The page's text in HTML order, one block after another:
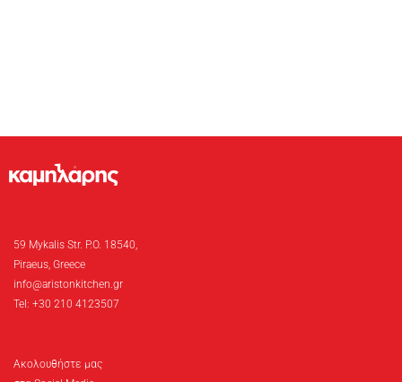
59 Mykalis Str. P.O. 18540,
Piraeus, Greece
info@aristonkitchen.gr
Tel: +30 210 4123507
Ακολουθήστε μας